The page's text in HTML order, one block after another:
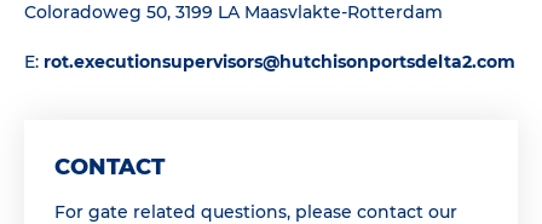
Coloradoweg 50, 3199 LA Maasvlakte-Rotterdam
E: rot.executionsupervisors@hutchisonportsdelta2.com
CONTACT
For gate related questions, please contact our